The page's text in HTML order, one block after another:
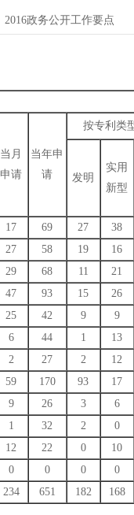
2016政务公开工作要点
当月
申请
当年申
请
按专利类
发明
实用
新型
17 69 27
38
27 58 19
16
29 68 11
21
47 93 15
26
25 42 9
9
6 44 1
13
2 27 2
12
59 170 93
17
9 26 3
6
1 32 2
0
12 22 0
10
0 0 0
0
234 651 182 168